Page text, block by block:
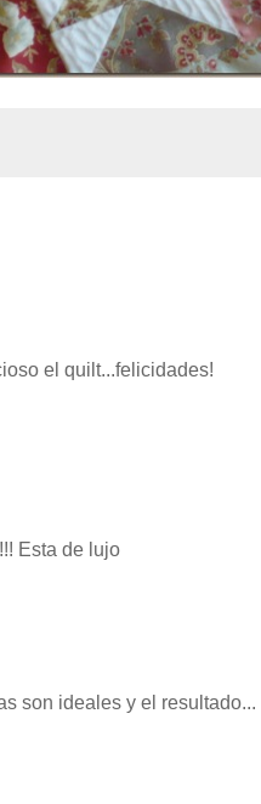
el quilt...felicidades!
Esta de lujo
son ideales y el resultado...